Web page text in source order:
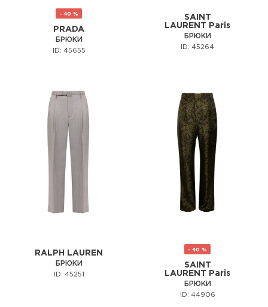
- 40 %
PRADA
БРЮКИ
ID: 45655
SAINT
LAURENT Paris
БРЮКИ
ID: 45264
RALPH LAUREN
БРЮКИ
ID: 45251
- 40 %
SAINT
LAURENT Paris
БРЮКИ
ID: 44906